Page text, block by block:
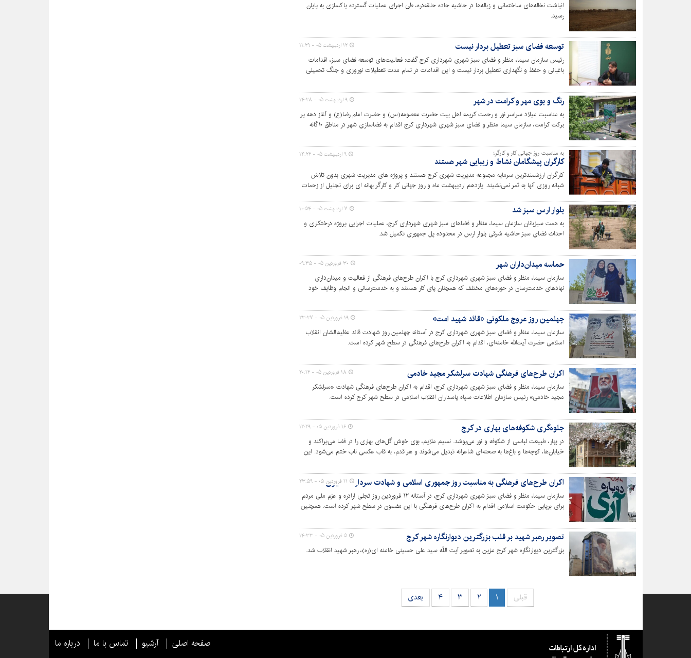
انباشت نخاله‌های ساختمانی و زباله‌ها در حاشیه جاده حلقه‌دره، طی اجرای عملیات گسترده پاکسازی به پایان
رسید.
توسعه فضای سبز تعطیل بردار نیست
رئیس سازمان سیما، منظر و فضای سبز شهری شهرداری کرج گفت: فعالیت‌های توسعه فضای سبز، اقدامات
باغبانی و حفظ و نگهداری تعطیل بردار نیست و این اقدامات در تمام مدت تعطیلات نوروزی و جنگ تحمیلی
۱۲ اردیبهشت ۰۵ - ۱۱:۲۹
رنگ و بوی مهر و کرامت در شهر
به مناسبت میلاد سراسر نور و رحمت کریمه اهل بیت حضرت معصومه(س) و حضرت امام رضا(ع) و آغاز دهه پر
برکت کرامت، سازمان سیما منظر و فضای سبز شهری شهرداری کرج اقدام به فضاسازی شهر در مناطق ۱۰گانه
۹ اردیبهشت ۰۵ - ۱۴:۲۸
به مناسبت روز جهانی کار و کارگر؛
کارگران پیشگامان نشاط و زیبایی شهر هستند
کارگران ارزشمندترین سرمایه مجموعه مدیریت شهری کرج هستند و پروژه های مدیریت شهری بدون تلاش
شبانه روزی آنها به ثمر نمی‌نشیند. یازدهم اردیبهشت ماه و روز جهانی کار و کارگر بهانه ای برای تجلیل از زحمات
۹ اردیبهشت ۰۵ - ۱۴:۲۲
بلوار ارس سبز شد
به همت سبزبانان سازمان سیما، منظر و فضاهای سبز شهری شهرداری کرج، عملیات اجرایی پروژه درختکاری و
احداث فضای سبز حاشیه شرقی بلوار ارس در محدوده پل جمهوری تکمیل شد.
۷ اردیبهشت ۰۵ - ۱۰:۵۴
حماسه میدان‌داران شهر
سازمان سیما، منظر و فضای سبز شهری شهرداری کرج با اکران طرح‌های فرهنگی از فعالیت و میدان‌داری
نهادهای خدمت‌رسان در حوزه‌های مختلف که همچنان پای کار هستند و به خدمت‌رسانی و انجام وظایف خود
۳۰ فروردین ۰۵ - ۰۹:۳۵
چهلمین روز عروج ملکوتی «قائد شهید امت»
سازمان سیما، منظر و فضای سبز شهری شهرداری کرج در آستانه چهلمین روز شهادت قائد عظیم‌الشان انقلاب
اسلامی حضرت آیت‌الله خامنه‌ای، اقدام به اکران طرح‌های فرهنگی در سطح شهر کرده است.
۱۹ فروردین ۰۵ - ۲۳:۲۷
اکران طرح‌های فرهنگی شهادت سرلشکر مجید خادمی
سازمان سیما، منظر و فضای سبز شهری شهرداری کرج، اقدام به اکران طرح‌های فرهنگی شهادت «سرلشکر
مجید خادمی» رئیس سازمان اطلاعات سپاه پاسداران انقلاب اسلامی در سطح شهر کرج کرده است.
۱۸ فروردین ۰۵ - ۲۰:۱۲
جلوه‌گری شکوفه‌های بهاری در کرج
در بهار، طبیعت لباسی از شکوفه و نور می‌پوشد. نسیم ملایم، بوی خوش گل‌های بهاری را در فضا می‌پراکند و
خیابان‌ها، کوچه‌ها و باغ‌ها به صحنه‌ای شاعرانه تبدیل می‌شوند و هر قدم، به قاب عکسی ناب ختم می‌شود. این
شهر جلوه گر شده است.
۱۶ فروردین ۰۵ - ۱۲:۲۹
اکران طرح‌های فرهنگی به مناسبت روز جمهوری اسلامی و شهادت سردار تنگسیری
سازمان سیما، منظر و فضای سبز شهری شهرداری کرج، در آستانه ١٢ فروردین روز تجلی ارادره و عزم ملی مردم
برای برپایی حکومت اسلامی اقدام به اکران طرح‌های فرهنگی با این مضمون در سطح شهر کرده است. همچنین
است.
۱۱ فروردین ۰۵ - ۲۳:۵۹
تصویر رهبر شهید بر قلب بزرگترین دیوارنگاره شهر کرج
بزرگترین دیوارنگاره شهر کرج مزین به تصویر آیت اللّه سید علی حسینی خامنه ای(ره)، رهبر شهید انقلاب شد.
۵ فروردین ۰۵ - ۱۴:۳۳
قبلی ۱ ۲ ۳ ۴ بعدی
صفحه اصلی آرشیو تماس با ما درباره ما